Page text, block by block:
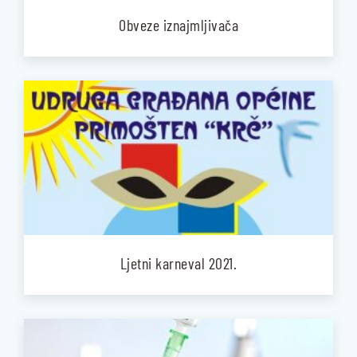
Obveze iznajmljivača
Ljetni karneval 2021.